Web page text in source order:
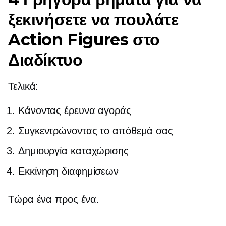
ξεκινήσετε να πουλάτε
Action Figures στο
Διαδίκτυο
Τελικά:
Κάνοντας έρευνα αγοράς
Συγκεντρώνοντας το απόθεμά σας
Δημιουργία καταχώρισης
Εκκίνηση διαφημίσεων
Τώρα ένα προς ένα.